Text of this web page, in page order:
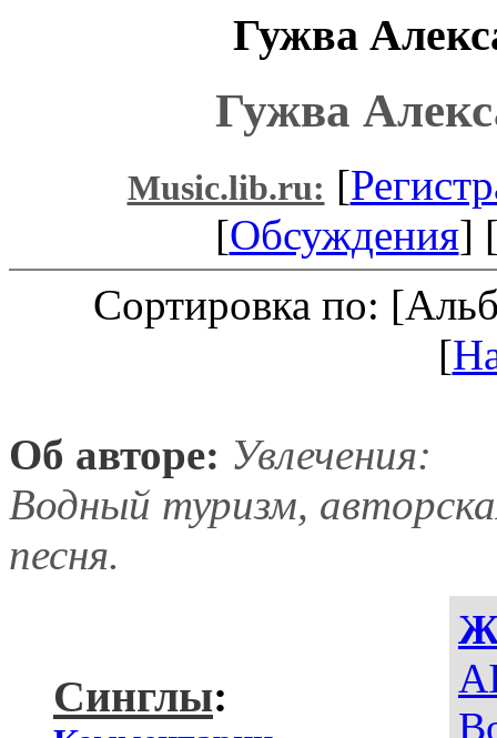
Гужва
Гужва
Music.lib.ru: [
[Обсуждения]
Сортировка по:
[
Об авторе: Увлечения:
Водный туризм,
песня.
Синглы: